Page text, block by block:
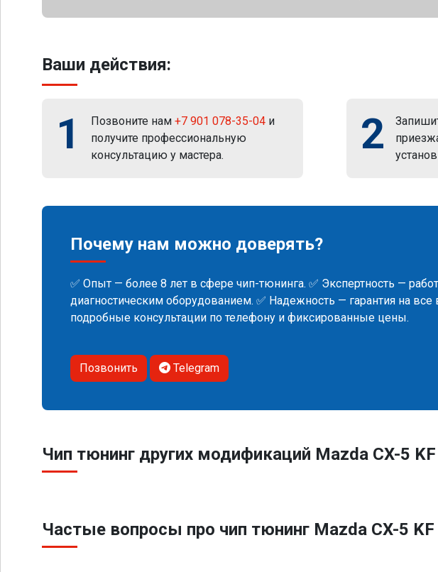
Ваши действия:
1 Позвоните нам +7 901 078-35-04 и
получите профессиональную
консультацию у мастера.
2
Почему нам можно доверять?
✅ Опыт — более 8 лет в сфере чип-тюнинга. ✅ Экспертность —
диагностическим оборудованием. ✅ Надежность — гарантия на
подробные консультации по телефону и фиксированные цены.
Позвонить Telegram
Чип тюнинг других модификаций Mazda CX-5 KF
Частые вопросы про чип тюнинг Mazda CX-5